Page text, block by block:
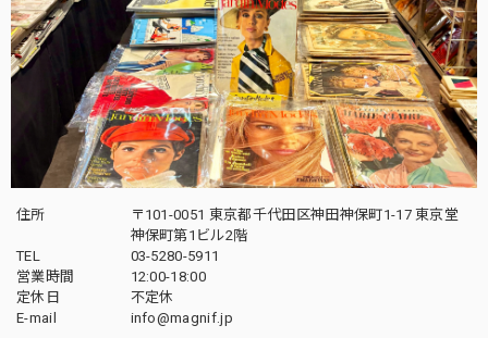
住所
〒101-0051 東京都千代田区神田神保町1-17 東京堂
神保町第1ビル2階
TEL
03-5280-5911
営業時間
12:00-18:00
定休日
不定休
E-mail
info@magnif.jp